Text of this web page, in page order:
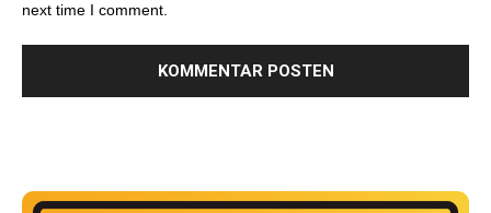
next time I comment.